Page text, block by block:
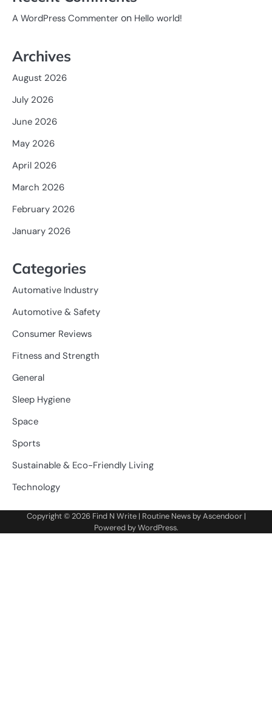
A WordPress Commenter on Hello world!
Archives
August 2026
July 2026
June 2026
May 2026
April 2026
March 2026
February 2026
January 2026
Categories
Automative Industry
Automotive & Safety
Consumer Reviews
Fitness and Strength
General
Sleep Hygiene
Space
Sports
Sustainable & Eco-Friendly Living
Technology
Copyright © 2026 Find N Write| Routine News byAscendoor|
Powered byWordPress.